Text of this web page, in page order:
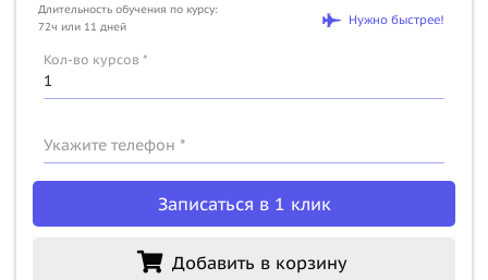
Длительность обучения по курсу:
72ч или 11 дней
Нужно быстрее!
Кол-во курсов *
Укажите телефон *
Записаться в 1 клик
Добавить в корзину